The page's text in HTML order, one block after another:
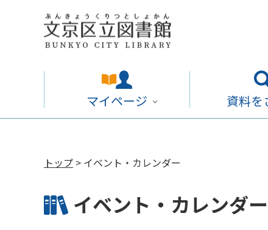
マイページ 資料を
トップ > イベント・カレンダー
イベント・カレンダ